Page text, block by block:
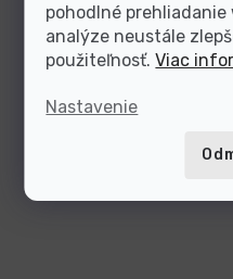
pohodlné
analýze neustále
použiteľnosť.Viac
Nastavenie